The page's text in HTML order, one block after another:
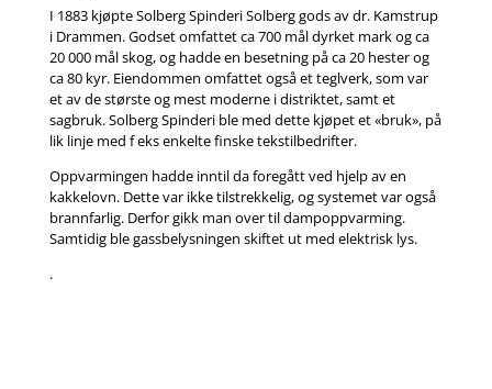
I 1883 kjøpte Solberg Spinderi Solberg gods av dr. Kamstrup
i Drammen. Godset omfattet ca 700 mål dyrket mark og ca
20 000 mål skog, og hadde en besetning på ca 20 hester og
ca 80 kyr. Eiendommen omfattet også et teglverk, som var
et av de største og mest moderne i distriktet, samt et
sagbruk. Solberg Spinderi ble med dette kjøpet et «bruk», på
lik linje med f eks enkelte finske tekstilbedrifter.
Oppvarmingen hadde inntil da foregått ved hjelp av en
kakkelovn. Dette var ikke tilstrekkelig, og systemet var også
brannfarlig. Derfor gikk man over til dampoppvarming.
Samtidig ble gassbelysningen skiftet ut med elektrisk lys.
.